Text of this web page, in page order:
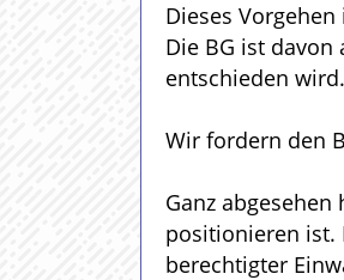
Dieses
Die BG ist
entschieden
Wir fordern den
Ganz
positionieren ist.
berechtigter